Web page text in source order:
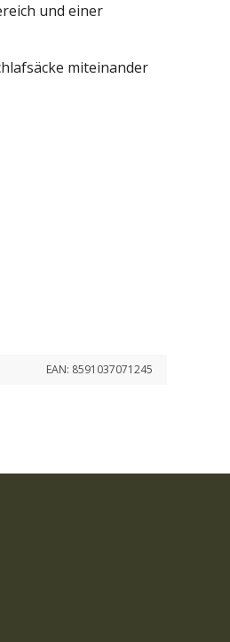
und einer
miteinander
EAN: 8591037071245